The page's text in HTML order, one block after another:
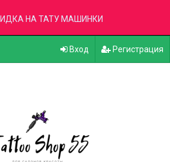
НА ТАТУ МАШИНКИ
Вход Регистрация